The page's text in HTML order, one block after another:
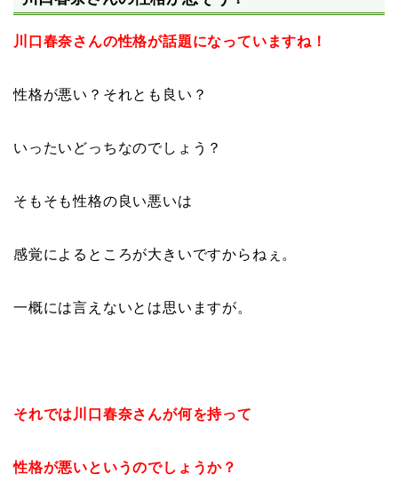
川口春奈さんの性格が話題になっていますね！
性格が悪い？それとも良い？
いったいどっちなのでしょう？
そもそも性格の良い悪いは
感覚によるところが大きいですからねぇ。
一概には言えないとは思いますが。
それでは川口春奈さんが何を持って
性格が悪いというのでしょうか？